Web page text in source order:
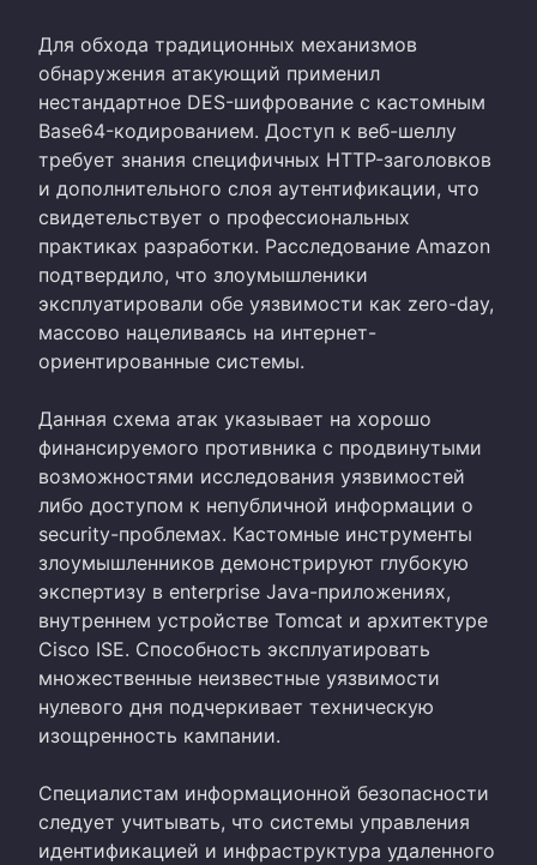
Для обхода традиционных механизмов
обнаружения атакующий применил
нестандартное DES-шифрование с кастомным
Base64-кодированием. Доступ к веб-шеллу
требует знания специфичных HTTP-заголовков
и дополнительного слоя аутентификации, что
свидетельствует о профессиональных
практиках разработки. Расследование Amazon
подтвердило, что злоумышленики
эксплуатировали обе уязвимости как zero-day,
массово нацеливаясь на интернет-
ориентированные системы.
Данная схема атак указывает на хорошо
финансируемого противника с продвинутыми
возможностями исследования уязвимостей
либо доступом к непубличной информации о
security-проблемах. Кастомные инструменты
злоумышленников демонстрируют глубокую
экспертизу в enterprise Java-приложениях,
внутреннем устройстве Tomcat и архитектуре
Cisco ISE. Способность эксплуатировать
множественные неизвестные уязвимости
нулевого дня подчеркивает техническую
изощренность кампании.
Специалистам информационной безопасности
следует учитывать, что системы управления
идентификацией и инфраструктура удаленного